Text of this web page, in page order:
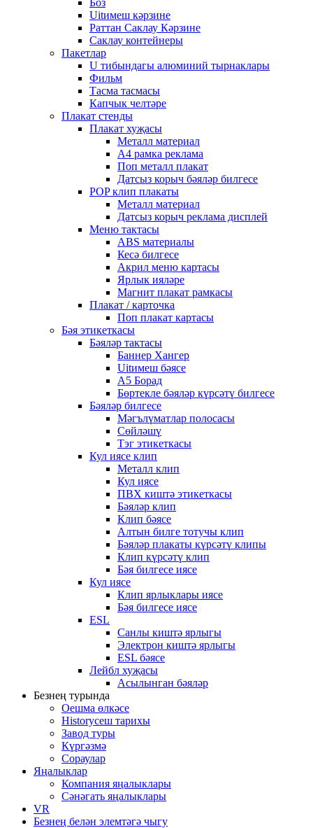
Боз
Uitимеш кәрзине
Раттан Саклау Кәрзине
Саклау контейнеры
Пакетлар
U тибындагы алюминий тырнаклары
Фильм
Тасма тасмасы
Капчык челтәре
Плакат стенды
Плакат хуҗасы
Металл материал
А4 рамка реклама
Поп металл плакат
Датсыз корыч бәяләр билгесе
POP клип плакаты
Металл материал
Датсыз корыч реклама дисплей
Меню тактасы
ABS материалы
Кесә билгесе
Акрил меню картасы
Ярлык ияләре
Магнит плакат рамкасы
Плакат / карточка
Поп плакат картасы
Бәя этикеткасы
Бәяләр тактасы
Баннер Хангер
Uitимеш бәясе
A5 Борад
Бөртекле бәяләр күрсәтү билгесе
Бәяләр билгесе
Мәгълүматлар полосасы
Сөйләшү
Тэг этикеткасы
Кул иясе клип
Металл клип
Кул иясе
ПВХ киштә этикеткасы
Бәяләр клип
Клип бәясе
Алтын билге тотучы клип
Бәяләр плакаты күрсәтү клипы
Клип күрсәтү клип
Бәя билгесе иясе
Кул иясе
Клип ярлыклары иясе
Бәя билгесе иясе
ESL
Санлы киштә ярлыгы
Электрон киштә ярлыгы
ESL бәясе
Лейбл хуҗасы
Асылынган бәяләр
Безнең турында
Оешма өлкәсе
Historyсеш тарихы
Завод туры
Күргәзмә
Сораулар
Яңалыклар
Компания яңалыклары
Сәнәгать яңалыклары
VR
Безнең белән элемтәгә чыгу